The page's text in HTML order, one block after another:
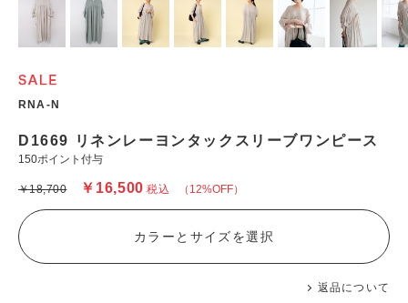
RNA-N
D1669 リネンレーヨンタックスリーブワンピース
150ポイント付与
（12%OFF）
￥16,500 税込
￥18,700
返品について
カラーとサイズを選択